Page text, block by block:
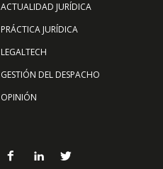
ACTUALIDAD JURÍDICA
PRÁCTICA JURÍDICA
LEGALTECH
GESTIÓN DEL DESPACHO
OPINIÓN